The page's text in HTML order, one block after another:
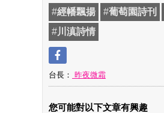
#經幡飄揚 #葡萄園詩刊
#川滇詩情
台長： 昨夜微霜
您可能對以下文章有興趣